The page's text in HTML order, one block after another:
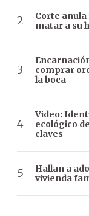
Corte anula
matar a su
comprar
la boca
Video:
ecológico
claves
Hallan a
vivienda